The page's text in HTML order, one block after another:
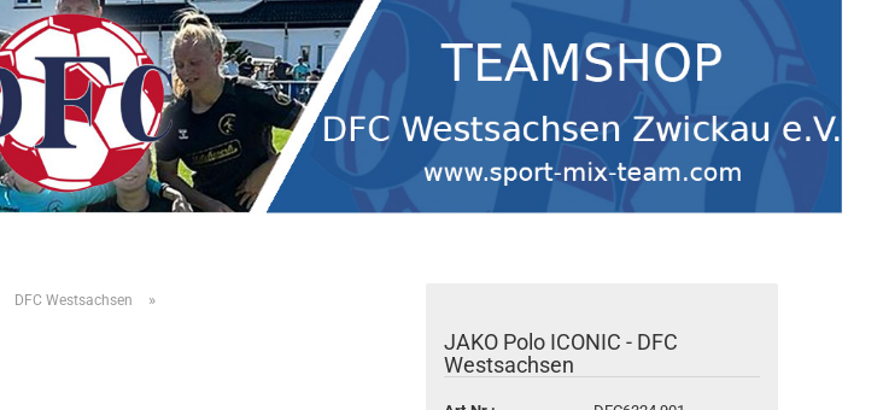
Konto erstellen
Passwort vergessen?
DFC Westsachsen »
JAKO Polo ICONIC - DFC
Westsachsen